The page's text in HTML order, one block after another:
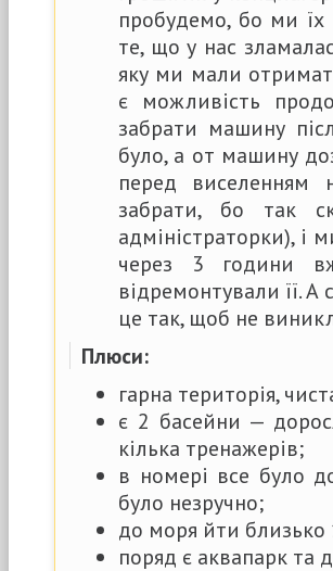
пробудемо, бо ми їх
те, що у нас
яку ми мали
є можливість
забрати машину
було, а от машину
перед виселенням
забрати, бо так
адміністраторки), і
через 3 години
відремонтували її.
це так, щоб не
Плюси:
гарна територія,
є 2 басейни —
кілька тренажерів;
в номері все було
було незручно;
до моря йти
поряд є аквапарк та